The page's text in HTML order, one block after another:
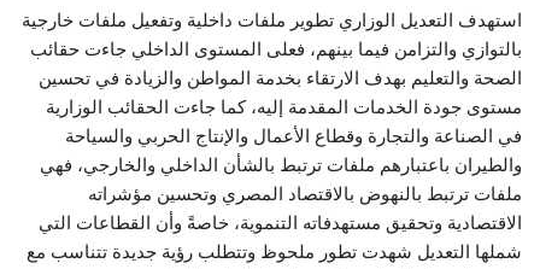
استهدف التعديل الوزاري تطوير ملفات داخلية وتفعيل ملفات خارجية
بالتوازي والتزامن فيما بينهم، فعلى المستوى الداخلي جاءت حقائب
الصحة والتعليم بهدف الارتقاء بخدمة المواطن والزيادة في تحسين
مستوى جودة الخدمات المقدمة إليه، كما جاءت الحقائب الوزارية
في الصناعة والتجارة وقطاع الأعمال والإنتاج الحربي والسياحة
والطيران باعتبارهم ملفات ترتبط بالشأن الداخلي والخارجي، فهي
ملفات ترتبط بالنهوض بالاقتصاد المصري وتحسين مؤشراته
الاقتصادية وتحقيق مستهدفاته التنموية، خاصةً وأن القطاعات التي
شملها التعديل شهدت تطور ملحوظ وتتطلب رؤية جديدة تتناسب مع